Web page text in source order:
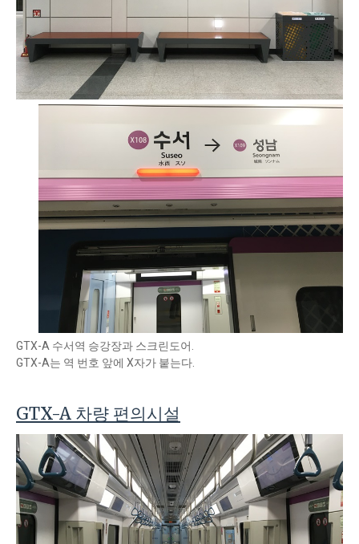
GTX-A 수서역 승강장과 스크린도어.
GTX-A는 역 번호 앞에 X자가 붙는다.
GTX-A 차량 편의시설